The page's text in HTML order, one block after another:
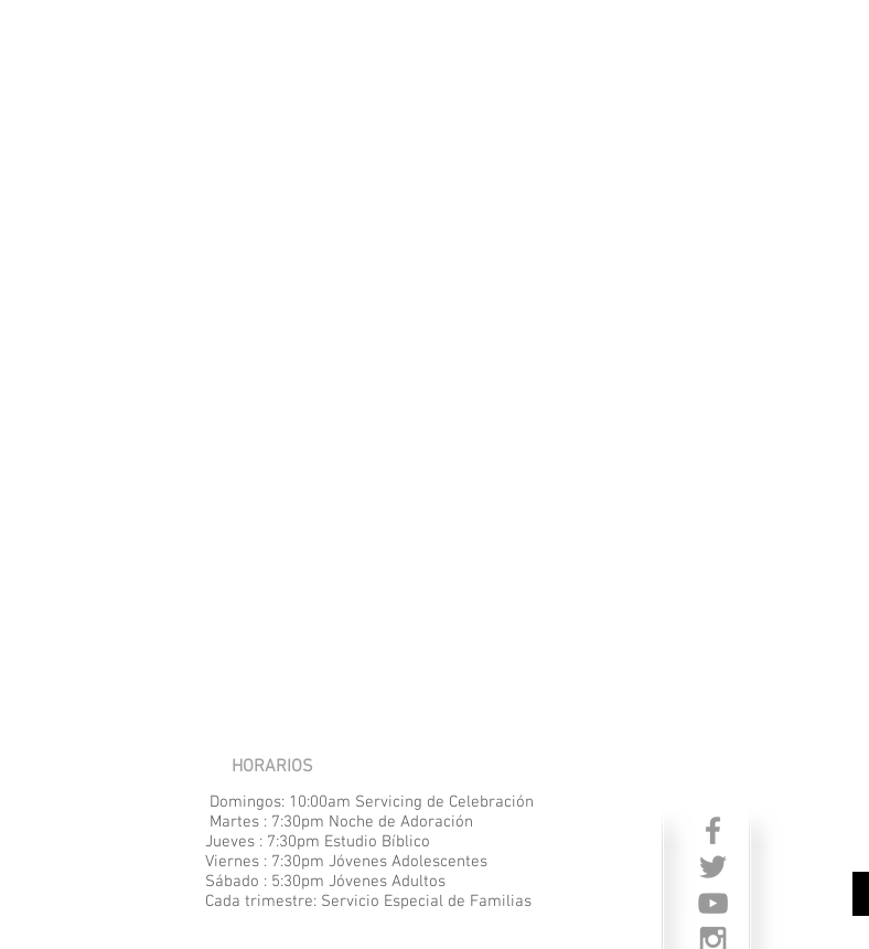
HORARIOS
Domingos: 10:00am Servicing de Celebración
Martes : 7:30pm Noche de Adoración
Jueves : 7:30pm Estudio Bíblico
Viernes : 7:30pm Jóvenes Adolescentes
Sábado : 5:30pm Jóvenes Adultos
Cada trimestre: Servicio Especial de Familias